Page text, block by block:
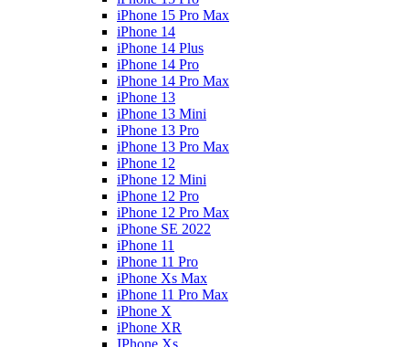
iPhone 15 Pro Max
iPhone 14
iPhone 14 Plus
iPhone 14 Pro
iPhone 14 Pro Max
iPhone 13
iPhone 13 Mini
iPhone 13 Pro
iPhone 13 Pro Max
iPhone 12
iPhone 12 Mini
iPhone 12 Pro
iPhone 12 Pro Max
iPhone SE 2022
iPhone 11
iPhone 11 Pro
iPhone Xs Max
iPhone 11 Pro Max
iPhone X
iPhone XR
IPhone Xs